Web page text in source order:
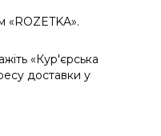
«ROZETKA».
«Кур'єрська
доставки у